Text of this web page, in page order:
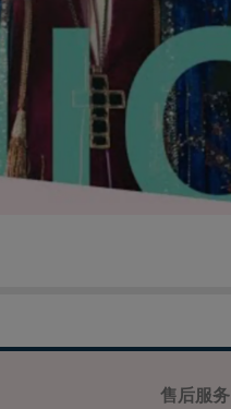
售后服务